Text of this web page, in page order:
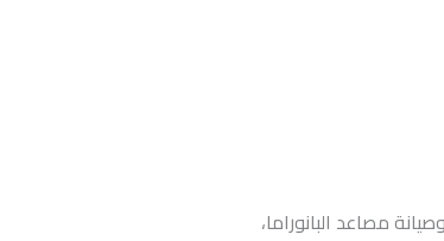
مصاعد البانوراما،